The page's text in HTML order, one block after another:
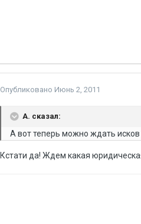
Опубликовано Июнь 2, 2011
A. сказал:
А вот теперь можно ждать
Кстати да! Ждем какая